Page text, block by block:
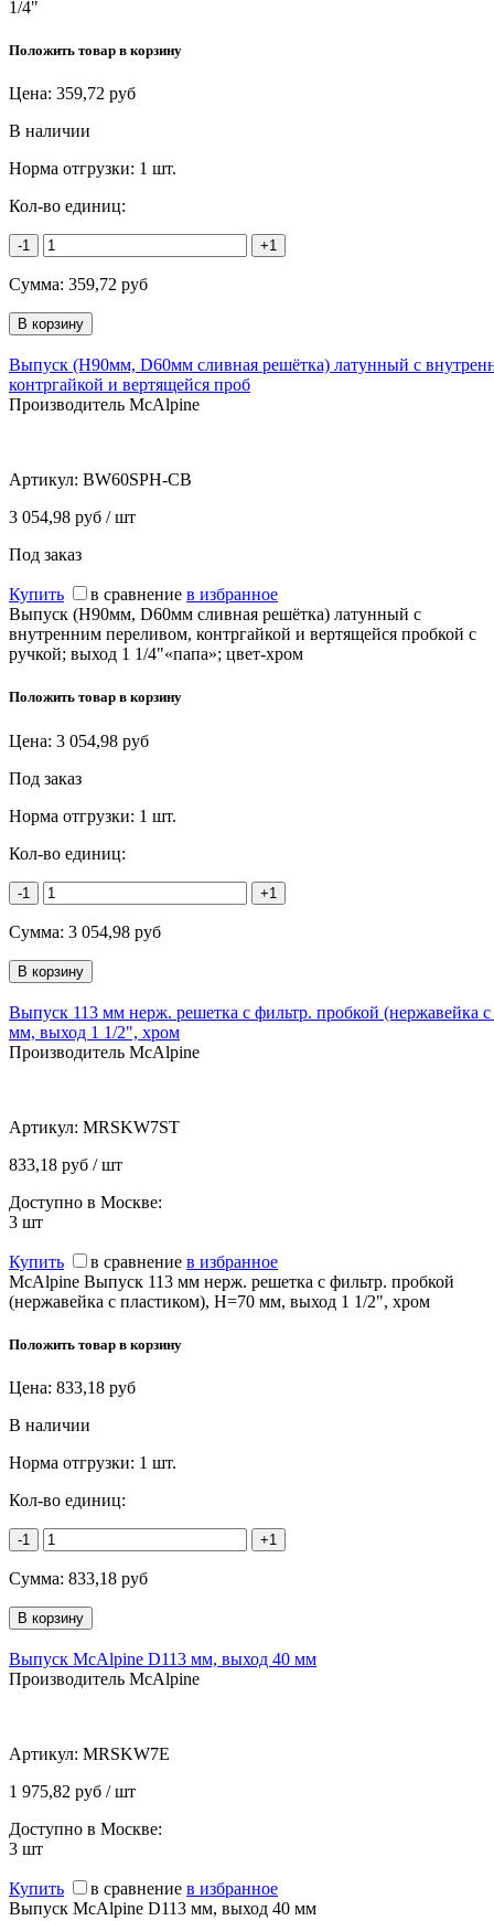
1/4"
Положить товар в корзину
Цена: 359,72 руб
В наличии
Норма отгрузки: 1 шт.
Кол-во единиц:
-1 +1
Сумма: 359,72 руб
Выпуск (H90мм, D60мм сливная решётка) латунный с
контргайкой и вертящейся проб
Производитель McAlpine
Артикул: BW60SPH-CB
3 054,98 руб / шт
Под заказ
Купить в сравнение в избранное
Выпуск (H90мм, D60мм сливная решётка) латунный с
внутренним переливом, контргайкой и вертящейся пробкой с
ручкой; выход 1 1/4"«папа»; цвет-хром
Положить товар в корзину
Цена: 3 054,98 руб
Под заказ
Норма отгрузки: 1 шт.
Кол-во единиц:
-1 +1
Сумма: 3 054,98 руб
Выпуск 113 мм нерж. решетка с фильтр. пробкой (нержавейка
мм, выход 1 1/2", хром
Производитель McAlpine
Артикул: MRSKW7ST
833,18 руб / шт
Доступно в Москве:
3 шт
Купить в сравнение в избранное
McAlpine Выпуск 113 мм нерж. решетка с фильтр. пробкой
(нержавейка с пластиком), H=70 мм, выход 1 1/2", хром
Положить товар в корзину
Цена: 833,18 руб
В наличии
Норма отгрузки: 1 шт.
Кол-во единиц:
-1 +1
Сумма: 833,18 руб
Выпуск McAlpine D113 мм, выход 40 мм
Производитель McAlpine
Артикул: MRSKW7E
1 975,82 руб / шт
Доступно в Москве:
3 шт
Купить в сравнение в избранное
Выпуск McAlpine D113 мм, выход 40 мм